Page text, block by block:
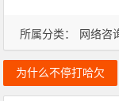
所属分类： 网络咨
为什么不停打哈欠